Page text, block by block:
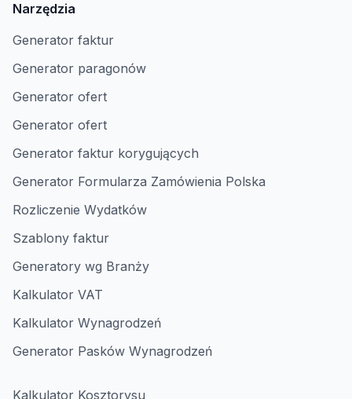
Narzędzia
Generator faktur
Generator paragonów
Generator ofert
Generator ofert
Generator faktur korygujących
Generator Formularza Zamówienia Polska
Rozliczenie Wydatków
Szablony faktur
Generatory wg Branży
Kalkulator VAT
Kalkulator Wynagrodzeń
Generator Pasków Wynagrodzeń
Kalkulator Kosztorysu